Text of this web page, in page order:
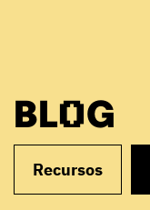
BLOG
Recursos